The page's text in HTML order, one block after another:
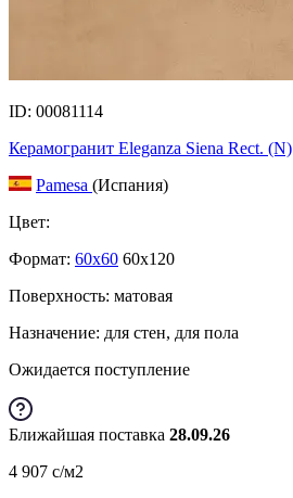
ID: 00081114
Керамогранит Eleganza Siena Rect. (N)
Pamesa (Испания)
Цвет:
Формат: 60x60 60x120
Поверхность: матовая
Назначение: для стен, для пола
Ожидается поступление
Ближайшая поставка 28.09.26
4 907 c/м2